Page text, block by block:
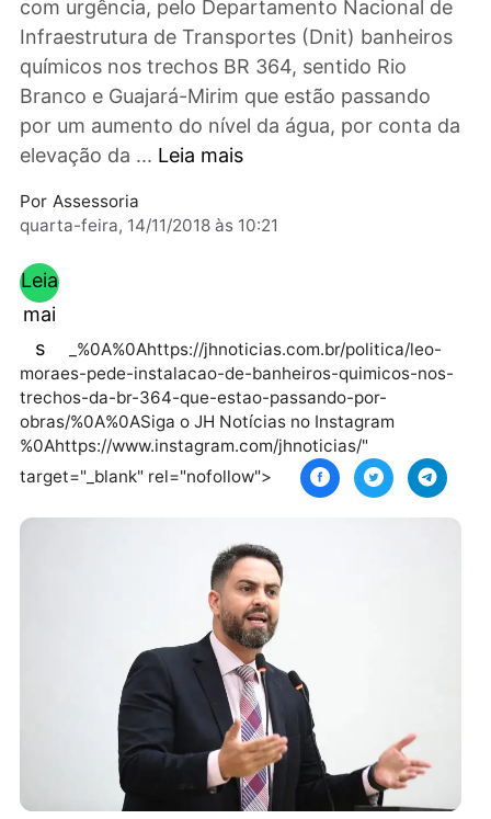
falou da necessidade de serem
com urgência, pelo Departamento Nacional
Infraestrutura de Transportes (Dnit)
químicos nos trechos BR 364, sentido Rio
Branco e Guajará-Mirim que estão passando
elevação da ...Leia mais
Por
quarta-feira, 14/11/2018 às 10:21
Leia
mai
s
_%0A%0Ahttps://jhnoticias.com.br/politica/leo-
moraes-pede-instalacao-de-banheiros-quimicos-
trechos-da-br-364-que-estao-passando-por-
%0Ahttps://www.instagram.com/jhnoticias/"
target="_blank" rel="nofollow">